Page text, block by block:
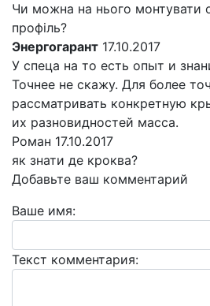
Чи можна на нього монтувати
профіль?
Энергогарант 17.10.2017
У спеца на то есть опыт и
Точнее не скажу. Для более
рассматривать конкретную
их разновидностей масса.
Роман 17.10.2017
як знати де кроква?
Добавьте ваш комментарий
Ваше имя:
Текст комментария: